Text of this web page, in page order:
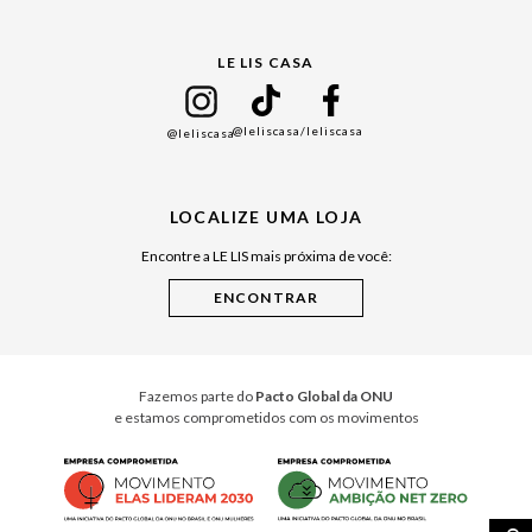
Cuidados Casa
LE LIS CASA
@leliscasa@leliscasa/leliscasa
LOCALIZE UMA LOJA
Encontre a LE LIS mais próxima de você:
Fazemos parte do Pacto Global da ONU
e estamos comprometidos com os movimentos